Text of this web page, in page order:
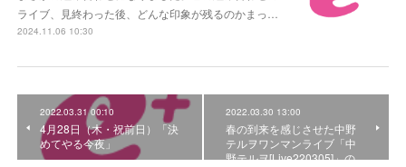
ライブ、見終わった後、どんな印象が残るのかまっ…
2024.11.06 10:30
2022.03.31 00:10
4月28日（木・祝前日）「決
めてやる今夜」
2022.03.30 13:00
春の到来を感じさせた中野
テルヲワンマンライブ「中
野テルヲ[Live220305]」の…